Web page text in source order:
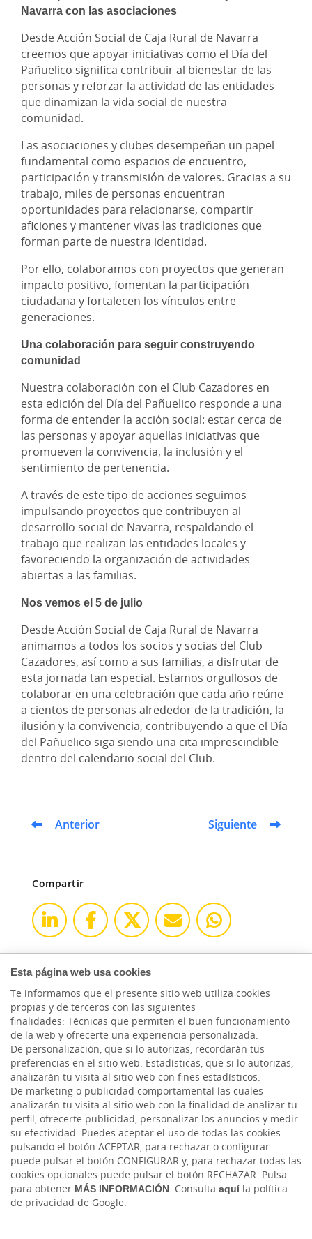
Esta página web usa cookies
Te informamos que el presente sitio web utiliza cookies
propias y de terceros con las siguientes
finalidades: Técnicas que permiten el buen funcionamiento
de la web y ofrecerte una experiencia personalizada.
De personalización, que si lo autorizas, recordarán tus
preferencias en el sitio web. Estadísticas, que si lo autorizas,
analizarán tu visita al sitio web con fines estadísticos.
De marketing o publicidad comportamental las cuales
analizarán tu visita al sitio web con la finalidad de analizar tu
perfil, ofrecerte publicidad, personalizar los anuncios y medir
su efectividad. Puedes aceptar el uso de todas las cookies
pulsando el botón ACEPTAR, para rechazar o configurar
puede pulsar el botón CONFIGURAR y, para rechazar todas las
cookies opcionales puede pulsar el botón RECHAZAR. Pulsa
para obtener MÁS INFORMACIÓN. Consulta aquí la política
de privacidad de Google.
Navarra con las asociaciones
Desde Acción Social de Caja Rural de Navarra
creemos que apoyar iniciativas como el Día del
Pañuelico significa contribuir al bienestar de las
personas y reforzar la actividad de las entidades
que dinamizan la vida social de nuestra
comunidad.
Las asociaciones y clubes desempeñan un papel
fundamental como espacios de encuentro,
participación y transmisión de valores. Gracias a su
trabajo, miles de personas encuentran
oportunidades para relacionarse, compartir
aficiones y mantener vivas las tradiciones que
forman parte de nuestra identidad.
Por ello, colaboramos con proyectos que generan
impacto positivo, fomentan la participación
ciudadana y fortalecen los vínculos entre
generaciones.
Una colaboración para seguir construyendo
comunidad
Nuestra colaboración con el Club Cazadores en
esta edición del Día del Pañuelico responde a una
forma de entender la acción social: estar cerca de
las personas y apoyar aquellas iniciativas que
promueven la convivencia, la inclusión y el
sentimiento de pertenencia.
A través de este tipo de acciones seguimos
impulsando proyectos que contribuyen al
desarrollo social de Navarra, respaldando el
trabajo que realizan las entidades locales y
favoreciendo la organización de actividades
abiertas a las familias.
Nos vemos el 5 de julio
Desde Acción Social de Caja Rural de Navarra
animamos a todos los socios y socias del Club
Cazadores, así como a sus familias, a disfrutar de
esta jornada tan especial. Estamos orgullosos de
colaborar en una celebración que cada año reúne
a cientos de personas alrededor de la tradición, la
ilusión y la convivencia, contribuyendo a que el Día
del Pañuelico siga siendo una cita imprescindible
dentro del calendario social del Club.
Anterior Siguiente
Compartir
HACER AQUÍ,
CRECER AQUÍ.